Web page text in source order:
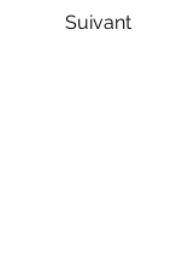
Suivant